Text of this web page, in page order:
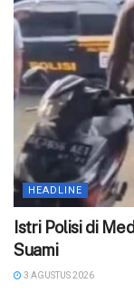
HEADLINE
‎Istri Polisi di
Suami
3 AGUSTUS 2026